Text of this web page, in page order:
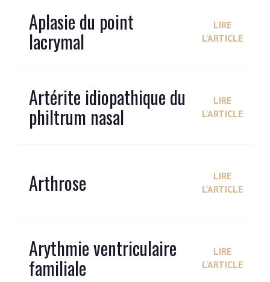
Aplasie du point
lacrymal
LIRE
L'ARTICLE
Artérite idiopathique du
philtrum nasal
LIRE
L'ARTICLE
Arthrose
LIRE
L'ARTICLE
Arythmie ventriculaire
familiale
LIRE
L'ARTICLE